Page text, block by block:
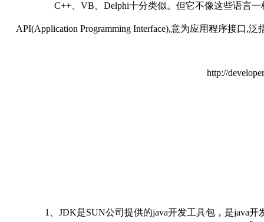
C++、VB、Delphi十分类似。但它不像这些语言
API(Application Programming Interface),意为应用程序接口
http://
1、JDK是SUN公司提供的java开发工具包，是java